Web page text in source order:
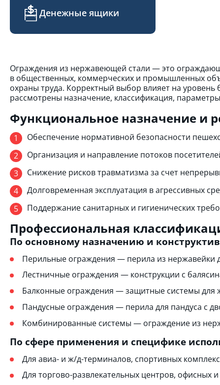
Денежные ящики
Ограждения из нержавеющей стали — это
в общественных, коммерческих и промышленных
охраны труда. Корректный выбор влияет на уровень
рассмотрены назначение, классификация,
Функциональное назначение и
Обеспечение нормативной безопасности
Организация и направление потоков
Снижение рисков травматизма за счет
Долговременная эксплуатация в агрессивных
Поддержание санитарных и гигиенических
Профессиональная
По основному назначению и
Перильные ограждения — перила из нержавейки
Лестничные ограждения — конструкции с
Балконные ограждения — защитные системы для
Пандусные ограждения — перила для пандуса с
Комбинированные системы — ограждение из
По сфере применения и специфике
Для авиа- и ж/д-терминалов, спортивных
Для торгово-развлекательных центров,